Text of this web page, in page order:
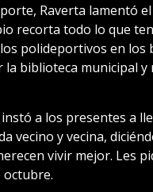
Raverta lamentó
recorta todo lo que
polideportivos en los
biblioteca municipal y
a los presentes a
vecino y vecina,
vivir mejor. Les
octubre.